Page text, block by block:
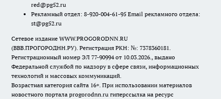
red@pg52.ru
Рекламный отдел: 8-920-004-61-95 Email рекламного отдела:
st@pg52.ru
Сетевое издание WWW.PROGORODNN.RU
(ВВВ.ПРОГОРОДНН.РУ). Регистрация РКН: №: 7378360181.
Регистрационный номер ЭЛ 77-90994 от 10.03.2026., выдано
Федеральной службой по надзору в сфере связи, информационных
технологий и массовых коммуникаций.
Возрастная категория сайта 16+. При использовании материалов
новостного портала progorodnn.ru гиперссылка на ресурс